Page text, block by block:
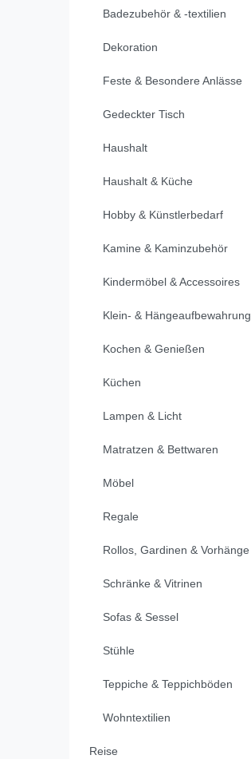
Badezubehör & -textilien
Dekoration
Feste & Besondere Anlässe
Gedeckter Tisch
Haushalt
Haushalt & Küche
Hobby & Künstlerbedarf
Kamine & Kaminzubehör
Kindermöbel & Accessoires
Klein- & Hängeaufbewahrung
Kochen & Genießen
Küchen
Lampen & Licht
Matratzen & Bettwaren
Möbel
Regale
Rollos, Gardinen & Vorhänge
Schränke & Vitrinen
Sofas & Sessel
Stühle
Teppiche & Teppichböden
Wohntextilien
Reise